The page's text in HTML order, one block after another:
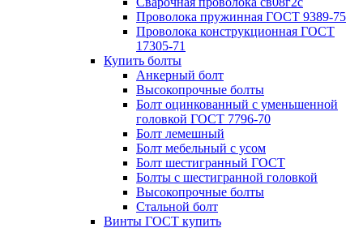
Проволока пружинная ГОСТ 9389-75
Проволока конструкционная ГОСТ
17305-71
Купить болты
Анкерный болт
Высокопрочные болты
Болт оцинкованный с уменьшенной
головкой ГОСТ 7796-70
Болт лемешный
Болт мебельный с усом
Болт шестигранный ГОСТ
Болты с шестигранной головкой
Высокопрочные болты
Стальной болт
Винты ГОСТ купить